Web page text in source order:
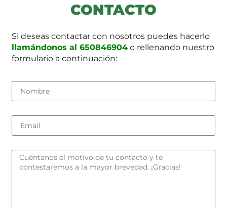
CONTACTO
Si deseas contactar con nosotros puedes hacerlo
llamándonos al 650846904o rellenando nuestro
formulario a continuación: